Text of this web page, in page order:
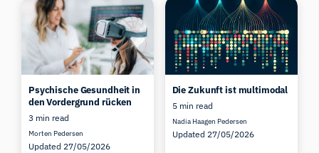
Psychische Gesundheit in
den Vordergrund rücken
3 min read
Morten Pedersen
Updated 27/05/2026
Die Zukunft ist multimodal
5 min read
Nadia Haagen Pedersen
Updated 27/05/2026